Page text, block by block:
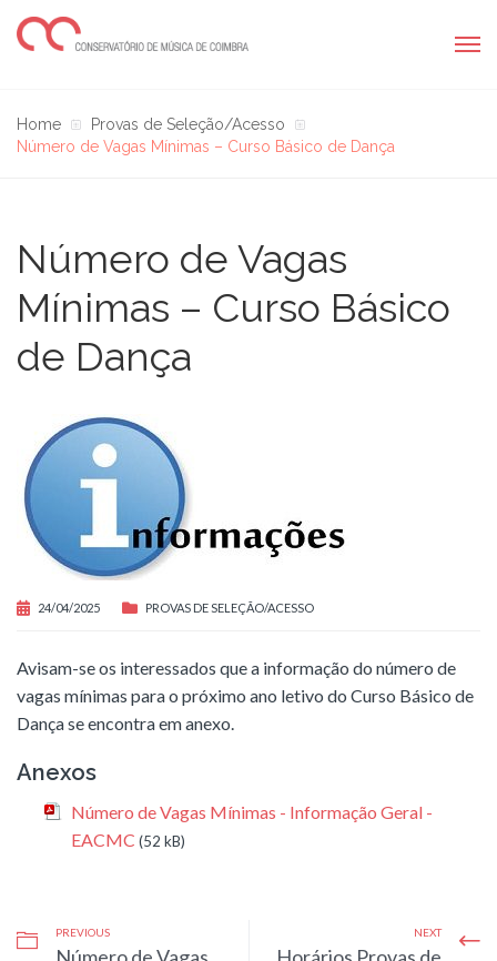
Home
Provas de Seleção/Acesso
Número de Vagas Mínimas – Curso Básico de Dança
Número de Vagas
Mínimas – Curso Básico
de Dança
24/04/2025 PROVAS DE SELEÇÃO/ACESSO
Avisam-se os interessados que a informação do número de
vagas mínimas para o próximo ano letivo do Curso Básico de
Dança se encontra em anexo.
Anexos
Número de Vagas Mínimas - Informação Geral -
EACMC (52 kB)
PREVIOUS NEXT